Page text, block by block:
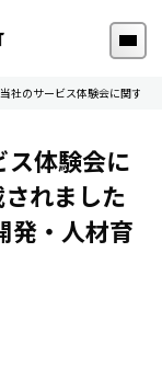
社のサービス体験会に関する
ス体験会に
れました
発・人材育